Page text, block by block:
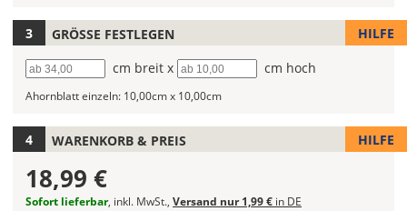
frei
kombinieren.
Wählst
Du
Farbfeldern
die
gleiche
Farbe
GRÖSSE FESTLEGEN HILFE
Breite cm breit x Höhe cm hoch
Ahornblatt einzeln: 10,00cm x 10,00cm
WARENKORB & PREIS HILFE
18,99 €
Sofort lieferbar, inkl. MwSt., Versand nur 1,99 € in DE